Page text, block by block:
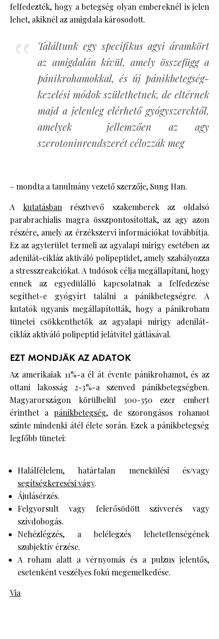
felfedezték, hogy a betegség olyan embereknél is jelen
lehet, akiknél az amigdala károsodott.
Találtunk egy specifikus agyi áramkört
az amigdalán kívül, amely összefügg a
pánikrohamokkal, és új pánikbetegség-
kezelési módok születhetnek, de eltérnek
majd a jelenleg elérhető gyógyszerektől,
amelyek jellemzően az agy
szerotoninrendszerét célozzák meg
– mondta a tanulmány vezető szerzője, Sung Han.
A kutatásbanrésztvevő szakemberek az oldalsó
parabrachialis magra összpontosítottak, az agy azon
részére, amely az érzékszervi információkat továbbítja.
Ez az agyterület termeli az agyalapi mirigy esetében az
adenilát-cikláz aktiváló polipeptidet, amely szabályozza
a stresszreakciókat. A tudósok célja megállapítani, hogy
ennek az egyedülálló kapcsolatnak a felfedezése
segíthet-e gyógyírt találni a pánikbetegségre. A
kutatók ugyanis megállapították, hogy a pánikroham
tünetei csökkenthetők az agyalapi mirigy adenilát-
cikláz aktiváló polipeptid jelátvitel gátlásával.
EZT MONDJÁK AZ ADATOK
Az amerikaiak 11%-a él át évente pánikrohamot, és az
ottani lakosság 2-3%-a szenved pánikbetegségben.
Magyarországon körülbelül 300-350 ezer embert
érinthet a pánikbetegség, de szorongásos rohamot
szinte mindenki átél élete során. Ezek a pánikbetegség
legfőbb tünetei:
Halálfélelem, határtalan menekülési és/vagy
segítségkeresési vágy.
Ájulásérzés.
Felgyorsult vagy felerősödött szívverés vagy
szívdobogás.
Nehézlégzés, a belélegzés lehetetlenségének
szubjektív érzése.
A roham alatt a vérnyomás és a pulzus jelentős,
esetenként veszélyes fokú megemelkedése.
Via